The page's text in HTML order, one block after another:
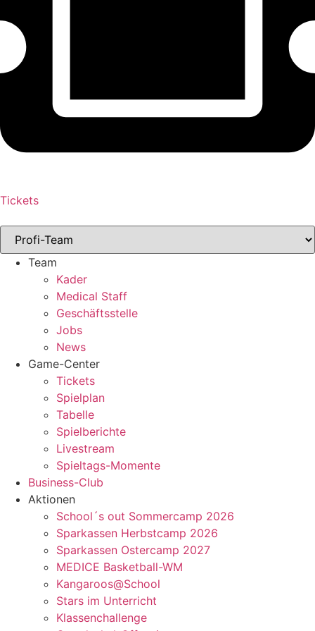
Tickets
Team
Kader
Medical Staff
Geschäftsstelle
Jobs
News
Game-Center
Tickets
Spielplan
Tabelle
Spielberichte
Livestream
Spieltags-Momente
Business-Club
Aktionen
School´s out Sommercamp 2026
Sparkassen Herbstcamp 2026
Sparkassen Ostercamp 2027
MEDICE Basketball-WM
Kangaroos@School
Stars im Unterricht
Klassenchallenge